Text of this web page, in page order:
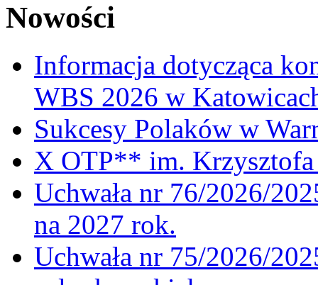
Nowości
Informacja dotycząca
WBS 2026 w
Sukcesy Polaków w
X OTP** im. Krzysztofa
Uchwała nr 76/2026/
na 2027 rok.
Uchwała nr 75/2026/